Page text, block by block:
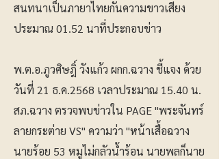
สนทนาเป็นภายาไทยกันความขาวเสียง
ประมาณ 01.52 นาที่ประกอบข่าว
พ.ต.อ.ภูวศิษฎิ์ วังแก้ว ผกก.ฉวาง ชี้แจง ด้วย
วันที่ 21 ธ.ค.2568 เวลาประมาณ 15.40 น.
สภ.ฉวาง ตรวจพบข่าวใน PAGE "พระจันทร์
ลายกระต่าย VS" ความว่า "หน้าเสื้อฉวาง
นายร้อย 53 หมูไม่กลัวน้ำร้อน นายพลก็นาย